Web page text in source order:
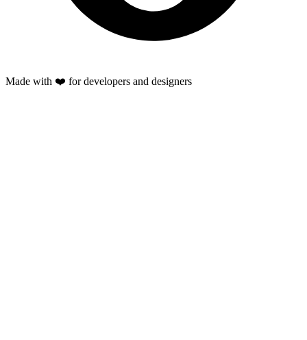
Made with ❤️ for developers and designers